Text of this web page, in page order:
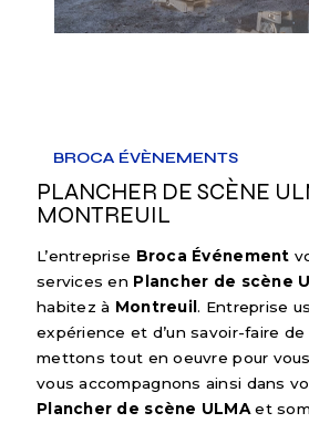
BROCA ÉVÈNEMENTS
PLANCHER DE SCÈNE ULMA À
MONTREUIL
L’entreprise Broca Événement
services en Plancher de scène
habitez à Montreuil . Entreprise
expérience et d’un savoir-faire de
mettons tout en oeuvre pour
vous accompagnons ainsi dans
Plancher de scène ULMAet